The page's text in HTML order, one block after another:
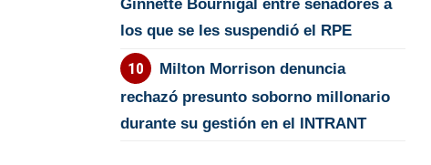
Ginnette Bournigal entre senadores a
los que se les suspendió el RPE
Milton Morrison denuncia
rechazó presunto soborno millonario
durante su gestión en el INTRANT